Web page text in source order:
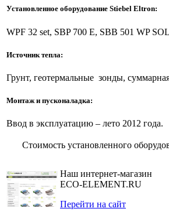
Установленное оборудование Stiebel Eltron:
WPF 32 set, SBP 700 E, SBB 501 WP
Источник тепла:
Грунт, геотермальные зонды,
Монтаж и пусконаладка:
Ввод в эксплуатацию – лето 2012 года.
Стоимость установленного
Наш интернет-магазин
ECO-ELEMENT.RU
Перейти на сайт